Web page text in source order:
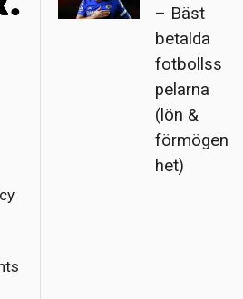
– Bäst
betalda
fotbollss
pelarna
(lön &
förmögen
het)